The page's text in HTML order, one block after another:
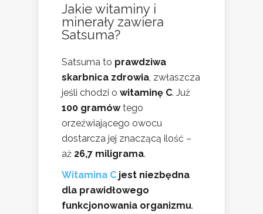
Jakie witaminy i
minerały zawiera
Satsuma?
Satsuma to prawdziwa
skarbnica zdrowia, zwłaszcza
jeśli chodzi o witaminę C. Już
100 gramówtego
orzeźwiającego owocu
dostarcza jej znaczącą ilość –
aż 26,7 miligrama.
Witamina C jest niezbędna
dla prawidłowego
funkcjonowania organizmu.